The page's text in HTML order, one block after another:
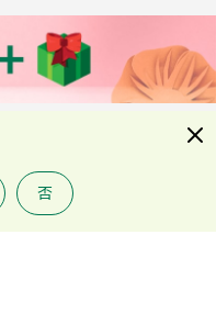
購買更多
夏季防曬
折扣專區
否